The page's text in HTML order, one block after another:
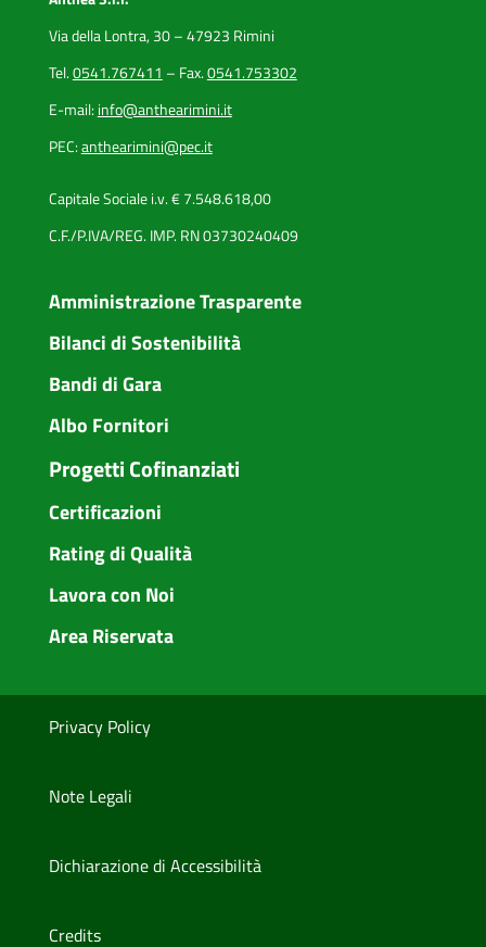
Via della Lontra, 30 – 47923 Rimini
Tel.0541.767411 – Fax.0541.753302
E-mail: info@anthearimini.it
PEC:anthearimini@pec.it
Capitale Sociale i.v. € 7.548.618,00
C.F./P.IVA/REG. IMP. RN 03730240409
Amministrazione Trasparente
Bilanci di Sostenibilità
Bandi di Gara
Albo Fornitori
Progetti Cofinanziati
Certificazioni
Rating di Qualità
Lavora con Noi
Area Riservata
Privacy Policy
Note Legali
Dichiarazione di Accessibilità
Credits